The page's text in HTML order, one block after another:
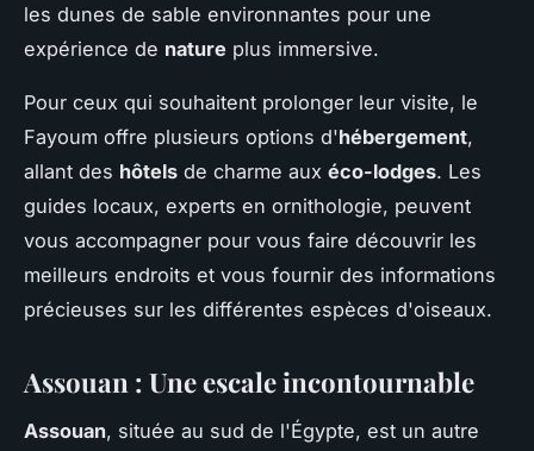
les dunes de sable environnantes pour une
expérience de nature plus immersive.
Pour ceux qui souhaitent prolonger leur visite, le
Fayoum offre plusieurs options d'hébergement,
allant des hôtels de charme aux éco-lodges. Les
guides locaux, experts en ornithologie, peuvent
vous accompagner pour vous faire découvrir les
meilleurs endroits et vous fournir des informations
précieuses sur les différentes espèces d'oiseaux.
Assouan : Une escale incontournable
Assouan, située au sud de l'Égypte, est un autre